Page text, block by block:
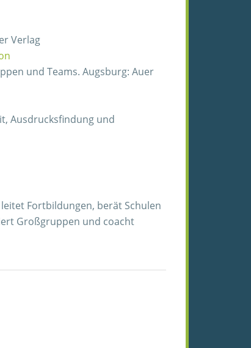
Verlag
und Teams. Augsburg: Auer
Ausdrucksfindung und
Fortbildungen, berät Schulen
Großgruppen und coacht